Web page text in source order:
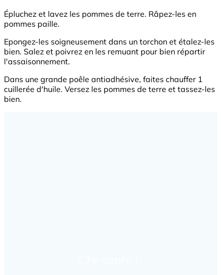
Épluchez et lavez les pommes de terre. Râpez-les en
pommes paille.
Epongez-les soigneusement dans un torchon et étalez-les
bien. Salez et poivrez en les remuant pour bien répartir
l'assaisonnement.
Dans une grande poêle antiadhésive, faites chauffer 1
cuillerée d'huile. Versez les pommes de terre et tassez-les
bien.